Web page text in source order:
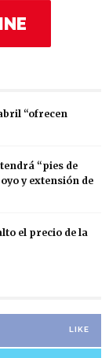
“ofrecen
“pies de
y extensión de
el precio de la
LIKE